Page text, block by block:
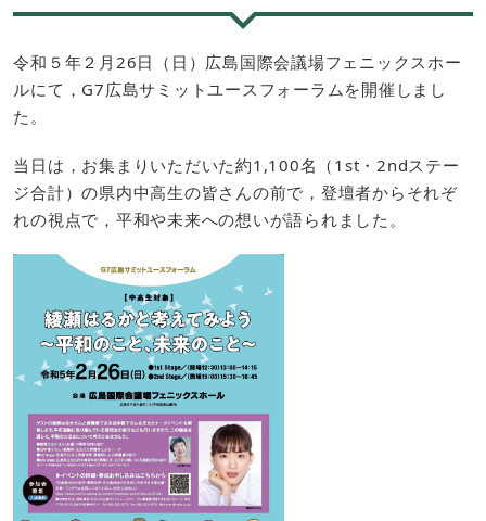
令和５年２月26日（日）広島国際会議場フェニックスホー
ルにて，G7広島サミットユースフォーラムを開催しまし
た。
当日は，お集まりいただいた約1,100名（1st・2ndステー
ジ合計）の県内中高生の皆さんの前で，登壇者からそれぞ
れの視点で，平和や未来への想いが語られました。